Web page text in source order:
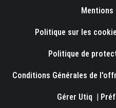
Mentions
Politique sur les
Politique de
Conditions Générales de
Gérer Utiq |